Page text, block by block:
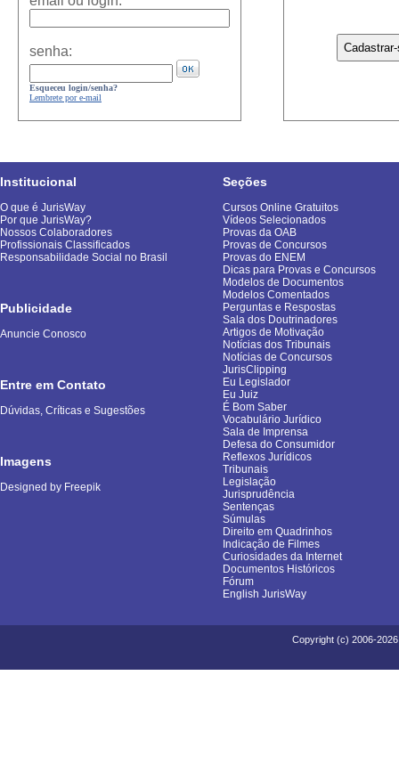
senha:
Esqueceu login/senha?
Lembrete por e-mail
Institucional
O que é JurisWay
Por que JurisWay?
Nossos Colaboradores
Profissionais Classificados
Responsabilidade Social no Brasil
Publicidade
Anuncie Conosco
Entre em Contato
Dúvidas, Críticas e Sugestões
Imagens
Designed by Freepik
Seções
Cursos Online Gratuitos
Vídeos Selecionados
Provas da OAB
Provas de Concursos
Provas do ENEM
Dicas para Provas e Concursos
Modelos de Documentos
Modelos Comentados
Perguntas e Respostas
Sala dos Doutrinadores
Artigos de Motivação
Notícias dos Tribunais
Notícias de Concursos
JurisClipping
Eu Legislador
Eu Juiz
É Bom Saber
Vocabulário Jurídico
Sala de Imprensa
Defesa do Consumidor
Reflexos Jurídicos
Tribunais
Legislação
Jurisprudência
Sentenças
Súmulas
Direito em Quadrinhos
Indicação de Filmes
Curiosidades da Internet
Documentos Históricos
Fórum
English JurisWay
Copyright (c) 2006-